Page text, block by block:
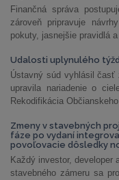
Finančná správa
zároveň pripravuje
pokuty, jasnejšie pravidlá
Udalosti uplynulého
Ústavný súd vyhlásil časť
upravila nariadenie o
Rekodifikácia
Zmeny v stavebných
fáze po vydaní
povoľovacie dôsledky
Každý investor, developer
stavebného zámeru sa